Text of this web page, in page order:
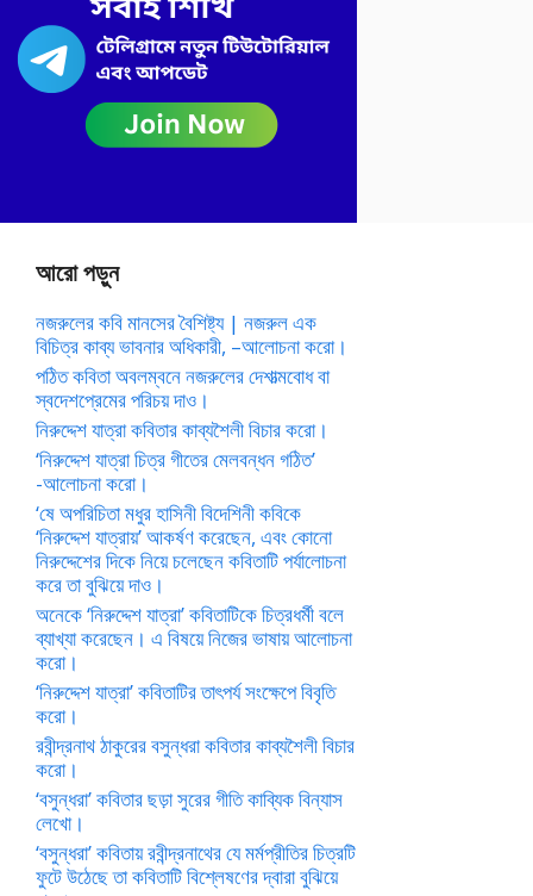
আরো পড়ুন
নজরুলের কবি মানসের বৈশিষ্ট্য | নজরুল এক
বিচিত্র কাব্য ভাবনার অধিকারী, –আলোচনা করো।
পঠিত কবিতা অবলম্বনে নজরুলের দেশাত্মবোধ বা
স্বদেশপ্রেমের পরিচয় দাও।
নিরুদ্দেশ যাত্রা কবিতার কাব্যশৈলী বিচার করো।
‘নিরুদ্দেশ যাত্রা চিত্র গীতের মেলবন্ধন গঠিত’
-আলোচনা করো।
‘ষে অপরিচিতা মধুর হাসিনী বিদেশিনী কবিকে
‘নিরুদ্দেশ যাত্রায়’ আকর্ষণ করেছেন, এবং কোনো
নিরুদ্দেশের দিকে নিয়ে চলেছেন কবিতাটি পর্যালোচনা
করে তা বুঝিয়ে দাও।
অনেকে ‘নিরুদ্দেশ যাত্রা’ কবিতাটিকে চিত্রধর্মী বলে
ব্যাখ্যা করেছেন। এ বিষয়ে নিজের ভাষায় আলোচনা
করো।
‘নিরুদ্দেশ যাত্রা’ কবিতাটির তাৎপর্য সংক্ষেপে বিবৃতি
করো।
রবীন্দ্রনাথ ঠাকুরের বসুন্ধরা কবিতার কাব্যশৈলী বিচার
করো।
‘বসুন্ধরা’ কবিতার ছড়া সুরের গীতি কাব্যিক বিন্যাস
লেখো।
‘বসুন্ধরা’ কবিতায় রবীন্দ্রনাথের যে মর্মপ্রীতির চিত্রটি
ফুটে উঠেছে তা কবিতাটি বিশ্লেষণের দ্বারা বুঝিয়ে